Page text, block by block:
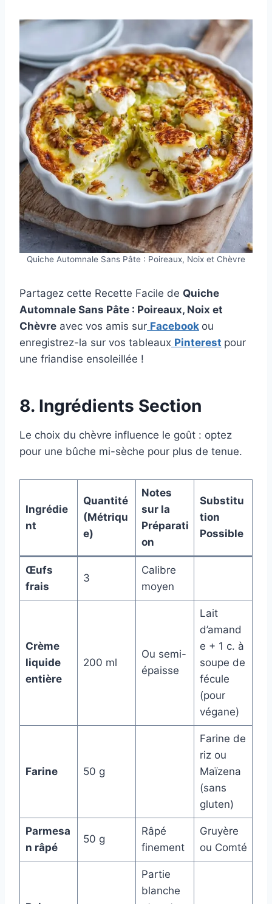
Quiche Automnale Sans Pâte : Poireaux, Noix et Chèvre
Partagez cette Recette Facile de Quiche
Automnale Sans Pâte : Poireaux, Noix et
Chèvre avec vos amis sur Facebook ou
enregistrez-la sur vos tableaux Pinterest pour
une friandise ensoleillée !
8. Ingrédients Section
Le choix du chèvre influence le goût : optez
pour une bûche mi-sèche pour plus de tenue.
Ingrédie
nt
Quantité
(Métriqu
e)
Notes
sur la
Préparati
on
Substitu
tion
Possible
Œufs
frais
3
Calibre
moyen
Crème
liquide
entière
200 ml
Ou semi-
épaisse
Lait
d’amand
e + 1 c. à
soupe de
fécule
(pour
végane)
Farine 50 g
Farine de
riz ou
Maïzena
(sans
gluten)
Parmesa
n râpé
50 g
Râpé
finement
Gruyère
ou Comté
Partie
blanche